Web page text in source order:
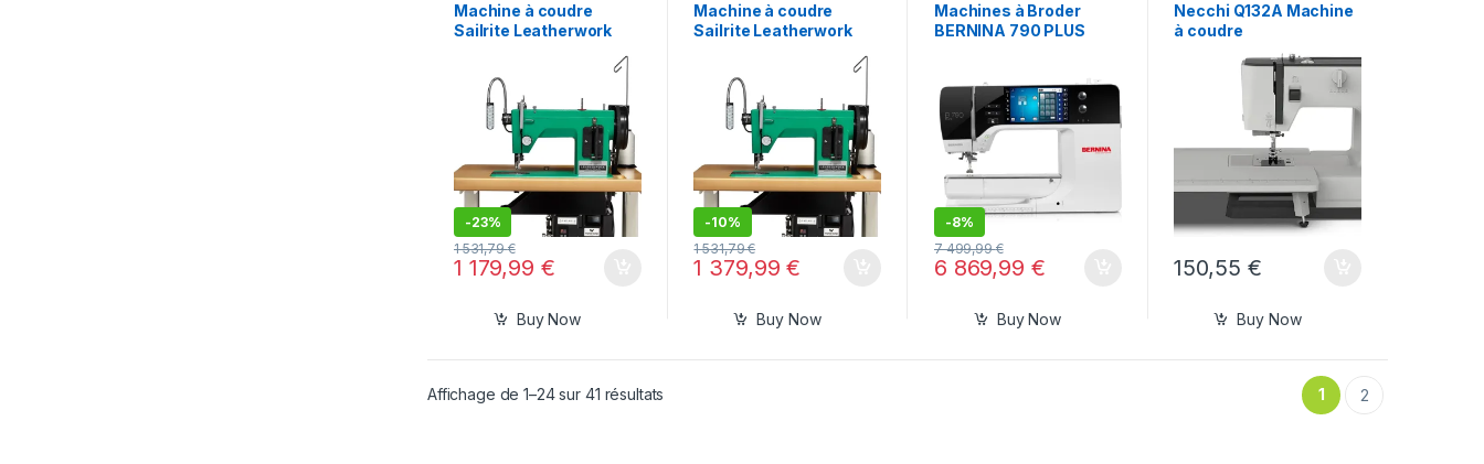
Machine à coudre
Sailrite Leatherwork
-23%
1 179,99 €
1 531,79€
Buy Now
Machine à coudre
Sailrite Leatherwork
-10%
1 379,99€
1 531,79€
Buy Now
Machines à Broder
BERNINA 790 PLUS
-8%
6 869,99 €
7 499,99€
Buy Now
Necchi Q132A Machine
à coudre
150,55 €
Buy Now
Affichage de 1–24 sur 41 résultats 1 2